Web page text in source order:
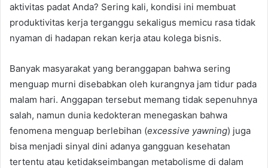
aktivitas padat Anda? Sering kali, kondisi ini membuat
produktivitas kerja terganggu sekaligus memicu rasa tidak
nyaman di hadapan rekan kerja atau kolega bisnis.
Banyak masyarakat yang beranggapan bahwa sering
menguap murni disebabkan oleh kurangnya jam tidur pada
malam hari. Anggapan tersebut memang tidak sepenuhnya
salah, namun dunia kedokteran menegaskan bahwa
fenomena menguap berlebihan (excessive yawning) juga
bisa menjadi sinyal dini adanya gangguan kesehatan
tertentu atau ketidakseimbangan metabolisme di dalam